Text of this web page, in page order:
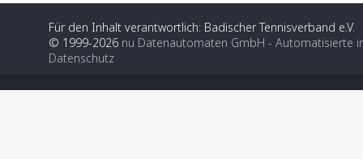
Für den Inhalt verantwortlich: Badischer Tennisverband e.V.
© 1999-2026 nu Datenautomaten GmbH - Automatisierte
Datenschutz